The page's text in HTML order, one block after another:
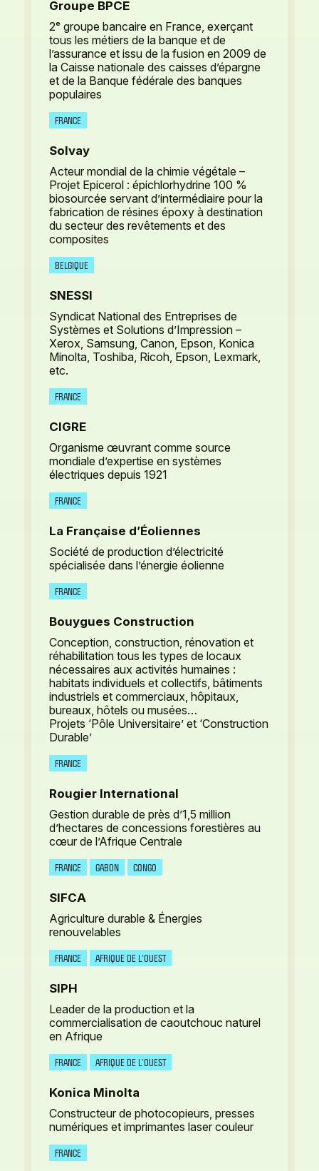
Groupe BPCE
2ᵉ groupe bancaire en France, exerçant
tous les métiers de la banque et de
l’assurance et issu de la fusion en 2009 de
la Caisse nationale des caisses d’épargne
et de la Banque fédérale des banques
populaires
FRANCE
Solvay
Acteur mondial de la chimie végétale –
Projet Epicerol : épichlorhydrine 100 %
biosourcée servant d’intermédiaire pour la
fabrication de résines époxy à destination
du secteur des revêtements et des
composites
BELGIQUE
SNESSI
Syndicat National des Entreprises de
Systèmes et Solutions d’Impression –
Xerox, Samsung, Canon, Epson, Konica
Minolta, Toshiba, Ricoh, Epson, Lexmark,
etc.
FRANCE
CIGRE
Organisme œuvrant comme source
mondiale d’expertise en systèmes
électriques depuis 1921
FRANCE
La Française d’Éoliennes
Société de production d’électricité
spécialisée dans l’énergie éolienne
FRANCE
Bouygues Construction
Conception, construction, rénovation et
réhabilitation tous les types de locaux
nécessaires aux activités humaines :
habitats individuels et collectifs, bâtiments
industriels et commerciaux, hôpitaux,
bureaux, hôtels ou musées…
Projets ‘Pôle Universitaire’ et ‘Construction
Durable’
FRANCE
Rougier International
Gestion durable de près d’1,5 million
d’hectares de concessions forestières au
cœur de l’Afrique Centrale
FRANCE GABON CONGO
SIFCA
Agriculture durable & Énergies
renouvelables
FRANCE AFRIQUE DE L’OUEST
SIPH
Leader de la production et la
commercialisation de caoutchouc naturel
en Afrique
FRANCE AFRIQUE DE L’OUEST
Konica Minolta
Constructeur de photocopieurs, presses
numériques et imprimantes laser couleur
FRANCE